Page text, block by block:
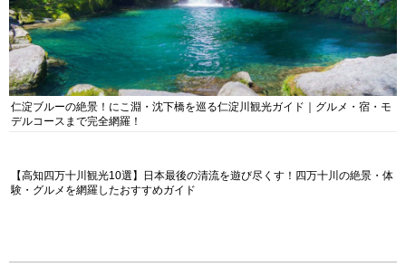
仁淀ブルーの絶景！にこ淵・沈下橋を巡る仁淀川観光ガイド｜グルメ・宿・モ
デルコースまで完全網羅！
【高知四万十川観光10選】日本最後の清流を遊び尽くす！四万十川の絶景・体
験・グルメを網羅したおすすめガイド